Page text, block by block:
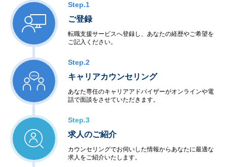
Step.1
ご登録
転職支援サービスへ登録し、あなたの経歴やご希望を
ご記入ください。
Step.2
キャリアカウンセリング
あなた専任のキャリアアドバイザーがオンラインや電
話で面談をさせていただきます。
Step.3
求人のご紹介
カウンセリングでお伺いした情報からあなたに最適な
求人をご紹介いたします。